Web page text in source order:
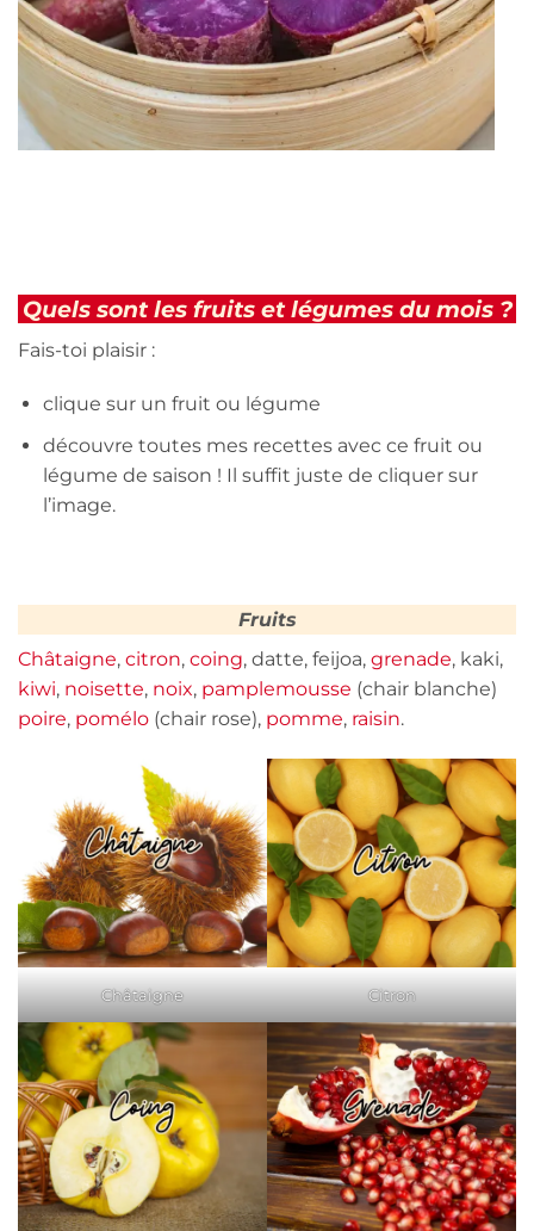
Quels sont les fruits et légumes du mois ?
Fais-toi plaisir :
clique sur un fruit ou légume
découvre toutes mes recettes avec ce fruit ou
légume de saison ! Il suffit juste de cliquer sur
l’image.
Fruits
Châtaigne, citron, coing, datte, feijoa, grenade, kaki,
kiwi, noisette, noix, pamplemousse (chair blanche)
poire, pomélo (chair rose), pomme, raisin.
Châtaigne Citron